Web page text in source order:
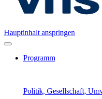
Hauptinhalt anspringen
Programm
Politik, Gesellschaft,